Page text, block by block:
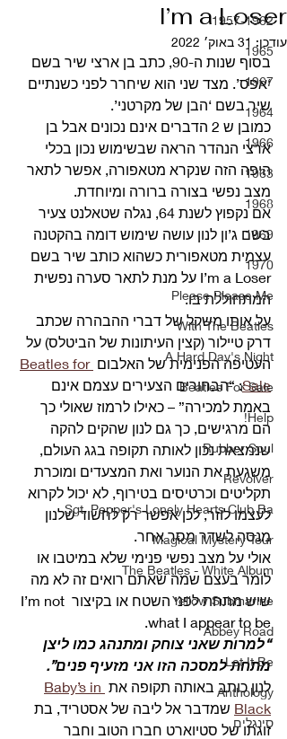
1957-1962
1965
1967
1964
1966
1963
1968
1969
1970
Please Please Me
With The Beatles
A Hard Day's Night
Beatles For Sale
Help!
Rubber Soul
Revolver
Sgt. Pepper's Lonely Hearts Club Ba
Magical Mystery Tour
The Beatles - White Album
Yellow Submarine
Abbey Road
Let It Be
Anthology
סינגלים
I’m a Loser
עודכן: 31 באוק׳ 2022
בסוף שנות ה-90, כתב בן ארצי שיר בשם
‘אפס’. מצד שני הוא שיחרר לפני כשנתיים
שיר בשם ‘הבן של מקרטני’.
כמובן ש 2 הדברים אינם נכונים אבל בן
ארצי הנהדר הראה שבשימוש נכון בכלי
היפה הזה שנקרא מטאפורה, אפשר לתאר
מצב נפשי בצורה ברורה ומיוחדת.
אם נקפוץ לשנת 64, נגלה שטאלנט צעיר
בשם ג’ון לנון עושה שימוש דומה בהקטנה
עצמית מטאפורית כשהוא כותב שיר בשם
I’m a Loser על מנת לתאר סערה נפשית
המתחוללת בו.
על אותו משקל של דברי ההבהרה שכתב
דרק טיילור (קצין העיתונות של הביטלס) על
העטיפה הפנימית של האלבום Beatles for
Sale: “הבחורים הצעירים עצמם אינם
באמת למכירה” – כאילו לרמוז שאולי כך
הם מרגישים, כך גם לנון שהקים להקה
שנמצאת נכון לאותה תקופה בגג העולם,
משגעת את הנוער ואת המצעדים ומוכרת
תקליטים וכרטיסים בטירוף, לא יכול לקרוא
לעצמו לוזר, לכן אפשר רק לחשוד שלנון
מנסה לשדר מסר אחר.
אולי על מצב נפשי פנימי שלא במיטבו או
לומר בעצם שמה שאתם רואים זה לא מה
שיש מתחת לפני השטח או בקיצור I’m not
what I appear to be.
“למרות שאני צוחק ומתנהג כמו ליצן
מתחת למסכה הזו אני מזעיף פנים”.
לנון כותב באותה תקופה את Baby’s in
Black שמדבר אל ליבה של אסטריד, בת
זוגתו של סטיוארט חברו הטוב וחבר